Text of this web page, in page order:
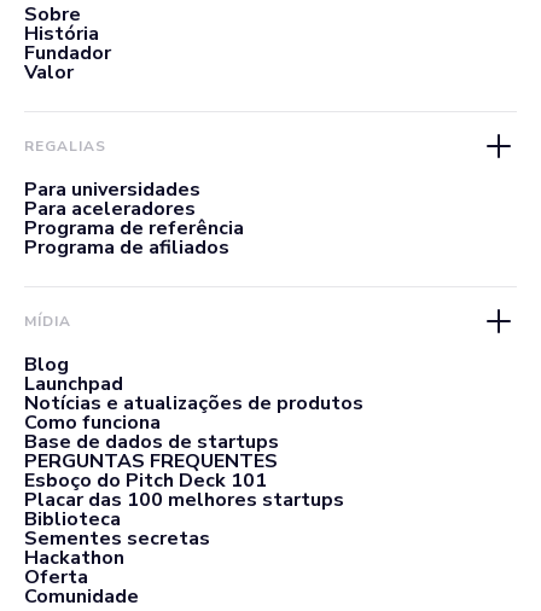
Sobre
História
Fundador
Valor
REGALIAS
Para universidades
Para aceleradores
Programa de referência
Programa de afiliados
MÍDIA
Blog
Launchpad
Notícias e atualizações de produtos
Como funciona
Base de dados de startups
PERGUNTAS FREQUENTES
Esboço do Pitch Deck 101
Placar das 100 melhores startups
Biblioteca
Sementes secretas
Hackathon
Oferta
Comunidade